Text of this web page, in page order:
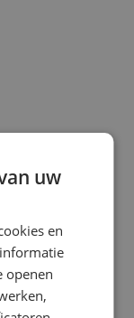
ooit
uw
en
openen